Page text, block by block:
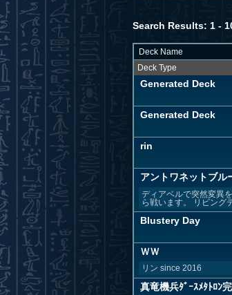
Search Results: 1 -
Deck Name
Deck Type
Generated Deck
Generated Deck
rin
アントワネットブル
ディアベルで突然変異
ら戦います。 リビング
Blustery Day
ＷＷ
リン since 2016
真竜機兵ﾀﾞｰｽﾒﾀﾄﾛﾝ